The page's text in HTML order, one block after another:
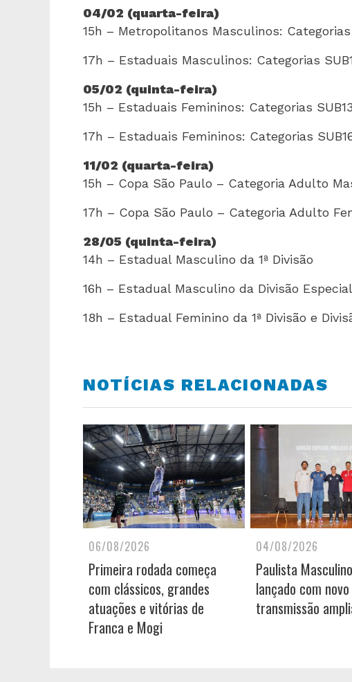
04/02 (quarta-feira)
15h – Metropolitanos Masculinos: Categorias
17h – Estaduais Masculinos: Categorias
05/02 (quinta-feira)
15h – Estaduais Femininos: Categorias
17h – Estaduais Femininos: Categorias
11/02 (quarta-feira)
15h – Copa São Paulo – Categoria Adulto
17h – Copa São Paulo – Categoria Adulto
28/05 (quinta-feira)
14h – Estadual Masculino da 1ª Divisão
16h – Estadual Masculino da Divisão
18h – Estadual Feminino da 1ª Divisão e
NOTÍCIAS RELACIONADAS
06/08/2026
Primeira rodada começa
com clássicos, grandes
atuações e vitórias de
Franca e Mogi
04/08/2026
Paulista
lançado com
transmissão